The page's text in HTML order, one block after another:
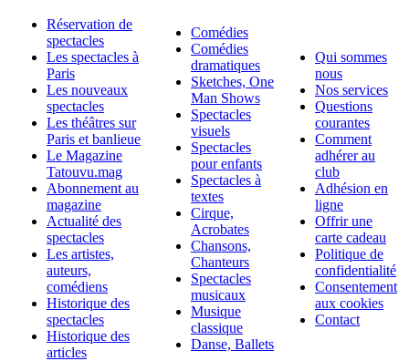
Réservation de
spectacles
Les spectacles à
Paris
Les nouveaux
spectacles
Les théâtres sur
Paris et banlieue
Le Magazine
Tatouvu.mag
Abonnement au
magazine
Actualité des
spectacles
Les artistes,
auteurs,
comédiens
Historique des
spectacles
Historique des
articles
Comédies
Comédies
dramatiques
Sketches, One
Man Shows
Spectacles
visuels
Spectacles
pour enfants
Spectacles à
textes
Cirque,
Acrobates
Chansons,
Chanteurs
Spectacles
musicaux
Musique
classique
Danse, Ballets
Qui sommes
nous
Nos services
Questions
courantes
Comment
adhérer au
club
Adhésion en
ligne
Offrir une
carte cadeau
Politique de
confidentialité
Consentement
aux cookies
Contact